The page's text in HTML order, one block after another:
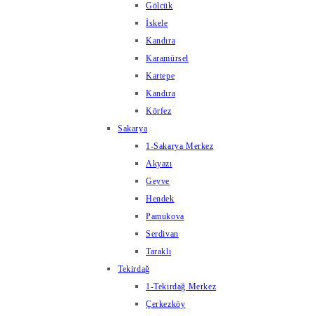
Gölcük
İskele
Kandıra
Karamürsel
Kartepe
Kandıra
Körfez
Sakarya
1-Sakarya Merkez
Akyazı
Geyve
Hendek
Pamukova
Serdivan
Taraklı
Tekirdağ
1-Tekirdağ Merkez
Çerkezköy